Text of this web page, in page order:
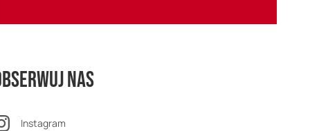
nas
Instagram